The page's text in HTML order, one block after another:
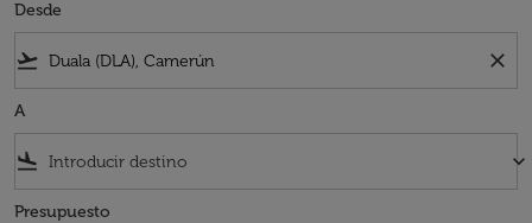
Desde
flight_takeoff close
A
flight_land keyboard_arrow_down
Presupuesto